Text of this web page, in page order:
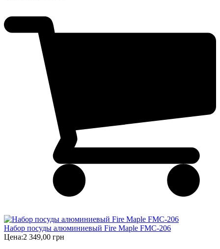
Набор посуды алюминиевый Fire Maple FMC-206
Цена:2 349,00 грн